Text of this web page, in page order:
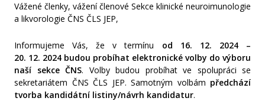
Vážené členky, vážení členové Sekce klinické neuroimunologie
a likvorologie ČNS ČLS JEP,
Informujeme Vás, že v termínu od 16. 12. 2024 –
20. 12. 2024 budou probíhat elektronické volby do výboru
naší sekce ČNS. Volby budou probíhat ve spolupráci se
sekretariátem ČNS ČLS JEP. Samotným volbám předchází
tvorba kandidátní listiny/návrh kandidatur.